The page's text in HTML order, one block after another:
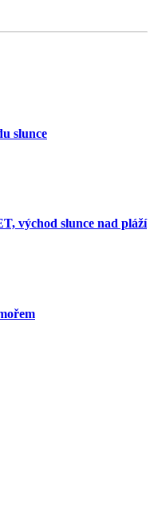
slunce
východ slunce nad pláží